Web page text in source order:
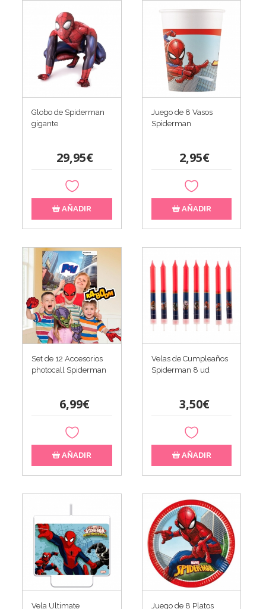
Globo de Spiderman
gigante
29,95€
AÑADIR
Juego de 8 Vasos
Spiderman
2,95€
AÑADIR
Set de 12 Accesorios
photocall Spiderman
6,99€
AÑADIR
Velas de Cumpleaños
Spiderman 8 ud
3,50€
AÑADIR
Vela Ultimate
Juego de 8 Platos